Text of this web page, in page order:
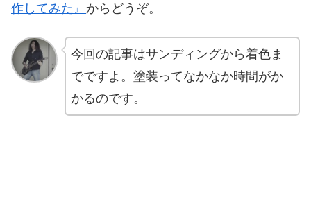
作してみた』 からどうぞ。
今回の記事はサンディングから着色ま
でですよ。塗装ってなかなか時間がか
かるのです。